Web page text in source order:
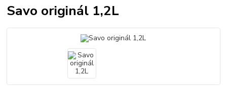
Savo originál 1,2L